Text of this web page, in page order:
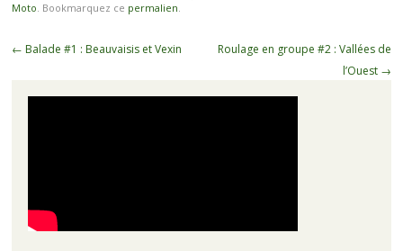
Moto. Bookmarquez ce permalien.
Navigation
← Balade #1 : Beauvaisis et Vexin
Roulage en groupe #2 : Vallées de
l’Ouest →